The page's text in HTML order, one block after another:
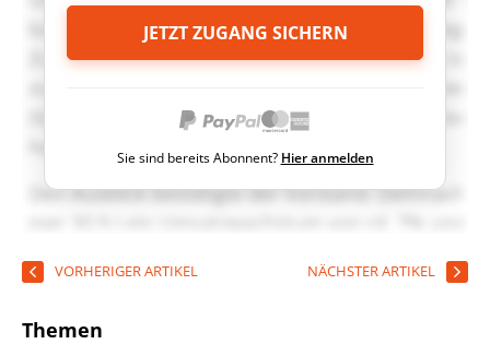
JETZT ZUGANG SICHERN
Sie sind bereits Abonnent? Hier anmelden
VORHERIGER ARTIKEL NÄCHSTER ARTIKEL
Themen